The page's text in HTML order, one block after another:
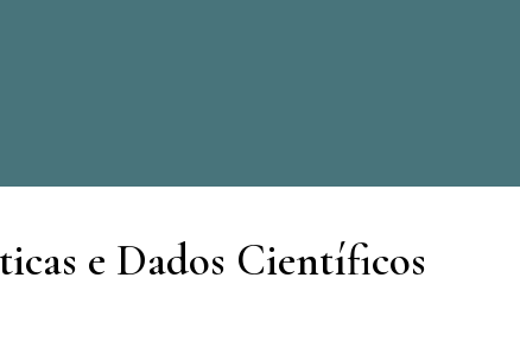
e Dados Científicos